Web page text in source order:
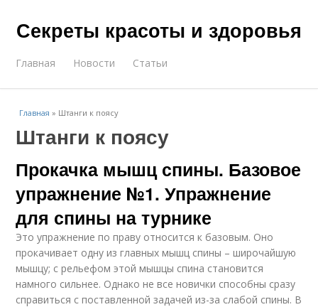
Секреты красоты и здоровья
Главная Новости Статьи
Главная » Штанги к поясу
Штанги к поясу
Прокачка мышц спины. Базовое
упражнение №1. Упражнение
для спины на турнике
Это упражнение по праву относится к базовым. Оно
прокачивает одну из главных мышц спины – широчайшую
мышцу; с рельефом этой мышцы спина становится
намного сильнее. Однако не все новички способны сразу
справиться с поставленной задачей из-за слабой спины. В